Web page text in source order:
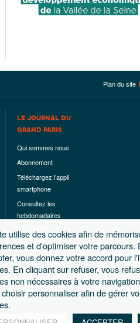
Plan du site
LE JOURNAL DU
GRAND PARIS
Qui sommes nous
Abonnement
Téléchargez l’appli
smartphone
Consultez les
hebdomadaires
Les hors-séries
Mentions légales
Conditions
générales de
ventes
utilise des cookies afin de
et d'optimiser votre parcours.
vous donnez votre accord pour
En cliquant sur refuser, vous
non nécessaires à votre
personnaliser afin de gérer